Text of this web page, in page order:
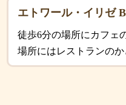
エトワール・イリゼ
徒歩6分の場所にカフェ
場所にはレストランのか